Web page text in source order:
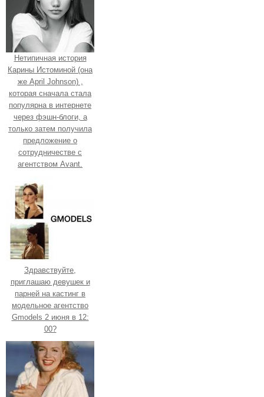
Нетипичная история
Карины Истоминой (она
же April Johnson) ,
которая сначала стала
популярна в интернете
через фэшн-блоги, а
только затем получила
предложение о
сотрудничестве с
агентством Avant.
Здравствуйте,
приглашаю девушек и
парней на кастинг в
модельное агентство
Gmodels 2 июня в 12:
00?